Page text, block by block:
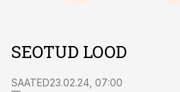
SEOTUD LOOD
SAATED23.02.24, 07:00